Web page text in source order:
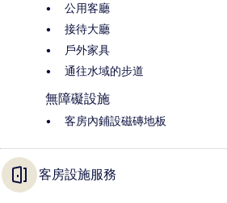
公用客廳
接待大廳
戶外家具
通往水域的步道
無障礙設施
客房內鋪設磁磚地板
客房設施服務